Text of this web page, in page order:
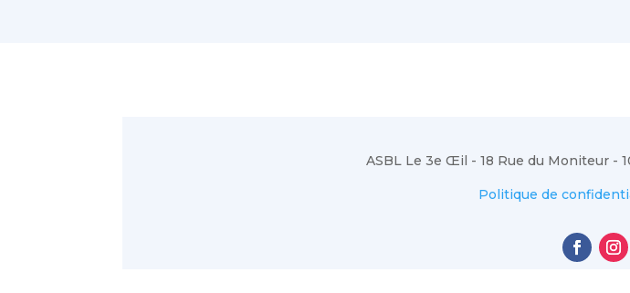
ASBL Le 3e Œil - 18 Rue du Moniteur -
Politique de